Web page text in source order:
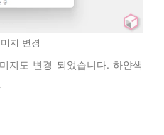
지 변경
지도 변경 되었습니다. 하얀색